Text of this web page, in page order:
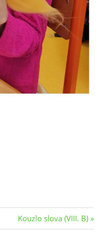
Next
Post:
Kouzlo slova (VIII. B)